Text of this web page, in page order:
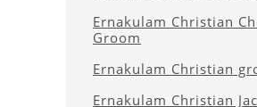
Ernakulam Christian
Groom
Ernakulam Christian
Ernakulam Christian